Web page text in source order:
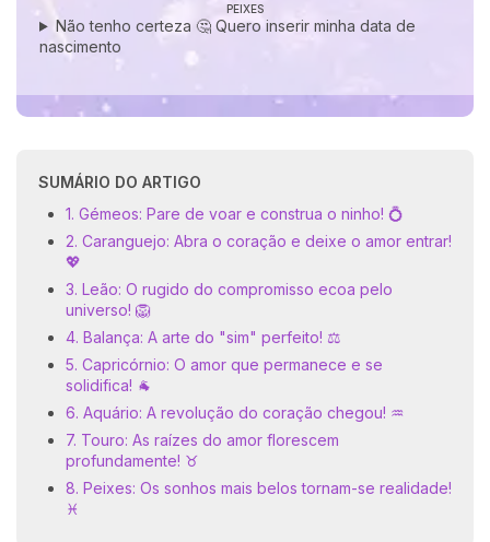
PEIXES
Não tenho certeza 🤔 Quero inserir minha data de
nascimento
SUMÁRIO DO ARTIGO
1. Gémeos: Pare de voar e construa o ninho! 💍
2. Caranguejo: Abra o coração e deixe o amor entrar!
💖
3. Leão: O rugido do compromisso ecoa pelo
universo! 🦁
4. Balança: A arte do "sim" perfeito! ⚖️
5. Capricórnio: O amor que permanece e se
solidifica! 🐐
6. Aquário: A revolução do coração chegou! ♒
7. Touro: As raízes do amor florescem
profundamente! ♉
8. Peixes: Os sonhos mais belos tornam-se realidade!
♓